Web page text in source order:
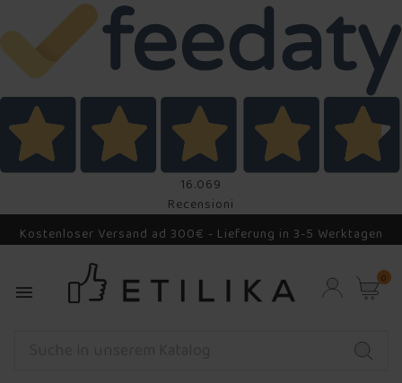
16.069
Recensioni
Kostenloser Versand ad 300€ - Lieferung in 3-5 Werktagen

0